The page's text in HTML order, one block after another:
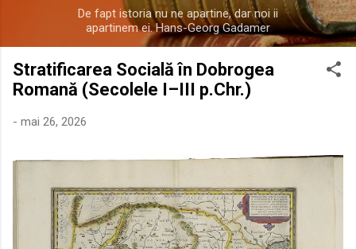
De fapt istoria nu ne apartine, dar noi ii
apartinem ei. Hans-Georg Gadamer
Stratificarea Socială în Dobrogea
Romană (Secolele I–III p.Chr.)
- mai 26, 2026